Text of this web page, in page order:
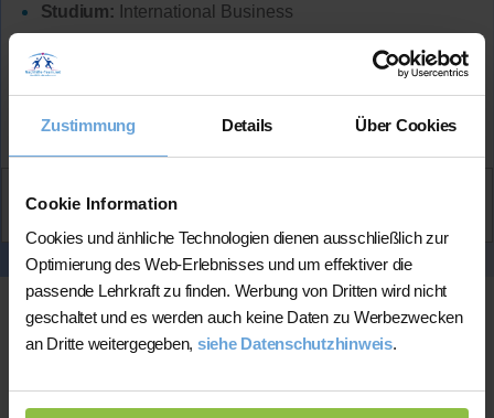
Zustimmung Details Über Cookies
Cookie Information
Cookies und änhliche Technologien dienen ausschließlich zur
Optimierung des Web-Erlebnisses und um effektiver die
passende Lehrkraft zu finden. Werbung von Dritten wird nicht
geschaltet und es werden auch keine Daten zu Werbezwecken
an Dritte weitergegeben, siehe Datenschutzhinweis.
Studium: International Business
Mehr Infos